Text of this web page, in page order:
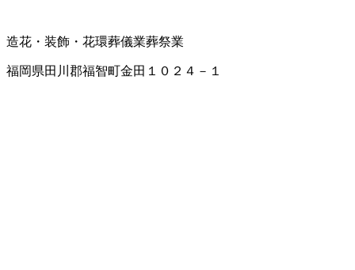
造花・装飾・花環葬儀業葬祭業
福岡県田川郡福智町金田１０２４－１